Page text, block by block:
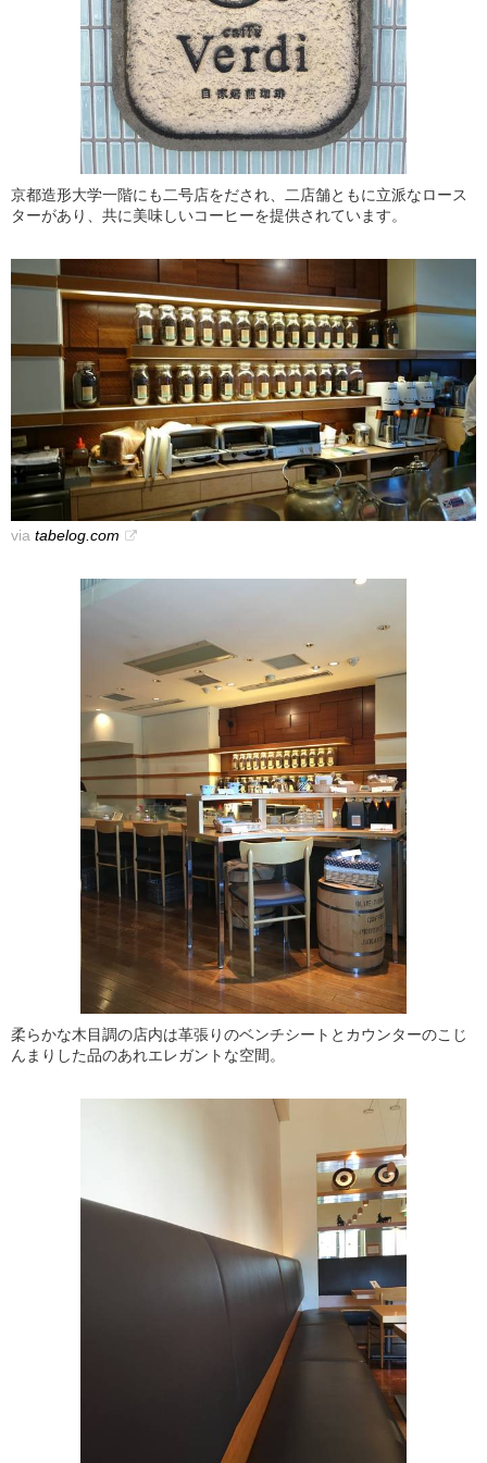
京都造形大学一階にも二号店をだされ、二店舗ともに立派なロース
ターがあり、共に美味しいコーヒーを提供されています。
via tabelog.com
柔らかな木目調の店内は革張りのベンチシートとカウンターのこじ
んまりした品のあれエレガントな空間。